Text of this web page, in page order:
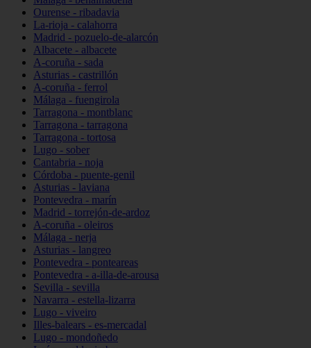
Ourense - ribadavia
La-rioja - calahorra
Madrid - pozuelo-de-alarcón
Albacete - albacete
A-coruña - sada
Asturias - castrillón
A-coruña - ferrol
Málaga - fuengirola
Tarragona - montblanc
Tarragona - tarragona
Tarragona - tortosa
Lugo - sober
Cantabria - noja
Córdoba - puente-genil
Asturias - laviana
Pontevedra - marín
Madrid - torrejón-de-ardoz
A-coruña - oleiros
Málaga - nerja
Asturias - langreo
Pontevedra - ponteareas
Pontevedra - a-illa-de-arousa
Sevilla - sevilla
Navarra - estella-lizarra
Lugo - viveiro
Illes-balears - es-mercadal
Lugo - mondoñedo